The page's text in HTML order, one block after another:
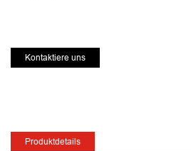
Kontaktiere uns
Produktdetails